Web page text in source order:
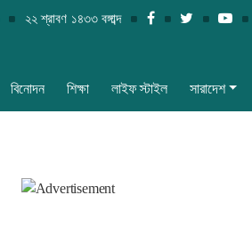
২২ শ্রাবণ ১৪৩৩ বঙ্গাব্দ
বিনোদন শিক্ষা লাইফ স্টাইল সারাদেশ